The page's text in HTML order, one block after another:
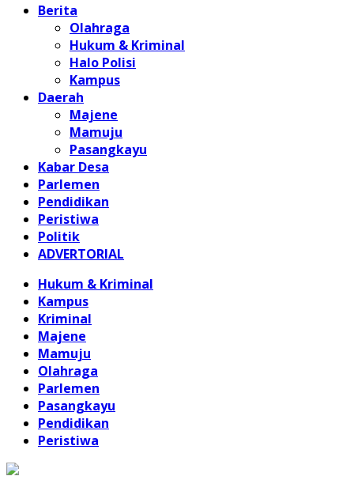
Home
Berita
Olahraga
Hukum & Kriminal
Halo Polisi
Kampus
Daerah
Majene
Mamuju
Pasangkayu
Kabar Desa
Parlemen
Pendidikan
Peristiwa
Politik
ADVERTORIAL
Hukum & Kriminal
Kampus
Kriminal
Majene
Mamuju
Olahraga
Parlemen
Pasangkayu
Pendidikan
Peristiwa